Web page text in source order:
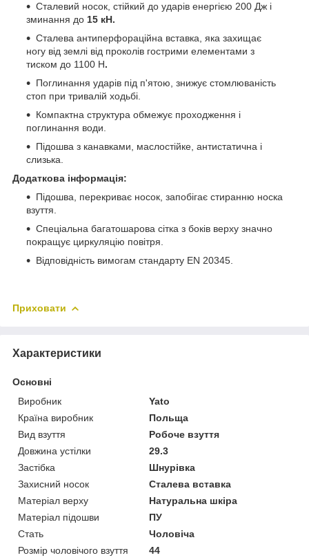
Сталевий носок, стійкий до ударів енергією 200 Дж і
зминання до 15 кН.
Сталева антиперфораційна вставка, яка захищає
ногу від землі від проколів гострими елементами з
тиском до 1100 Н.
Поглинання ударів під п'ятою, знижує стомлюваність
стоп при тривалій ходьбі.
Компактна структура обмежує проходження і
поглинання води.
Підошва з канавками, маслостійке, антистатична і
слизька.
Додаткова інформація:
Підошва, перекриває носок, запобігає стиранню носка
взуття.
Спеціальна багатошарова сітка з боків верху значно
покращує циркуляцію повітря.
Відповідність вимогам стандарту EN 20345.
Приховати
Характеристики
Основні
Виробник
Yato
Країна виробник
Польща
Вид взуття
Робоче взуття
Довжина устілки
29.3
Застібка
Шнурівка
Захисний носок
Сталева вставка
Матеріал верху
Натуральна шкіра
Матеріал підошви
ПУ
Стать
Чоловіча
Розмір чоловічого взуття
44